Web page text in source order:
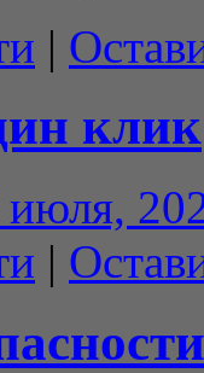
|
клик
июля,
|